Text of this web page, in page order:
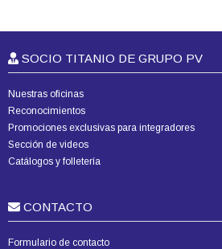
SOCIO TITANIO DE GRUPO PV
Nuestras oficinas
Reconocimientos
Promociones exclusivas para integradores
Sección de videos
Catálogos y folletería
CONTACTO
Formulario de contacto